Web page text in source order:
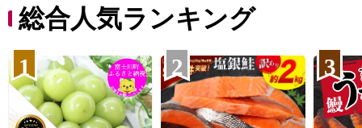
総合人気ランキング
1 2 3